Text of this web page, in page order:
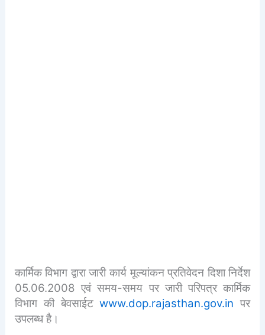
कार्मिक विभाग द्वारा जारी कार्य मूल्यांकन प्रतिवेदन दिशा निर्देश
05.06.2008 एवं समय-समय पर जारी परिपत्र कार्मिक
विभाग की बेवसाईटwww.dop.rajasthan.gov.in पर
उपलब्ध है।